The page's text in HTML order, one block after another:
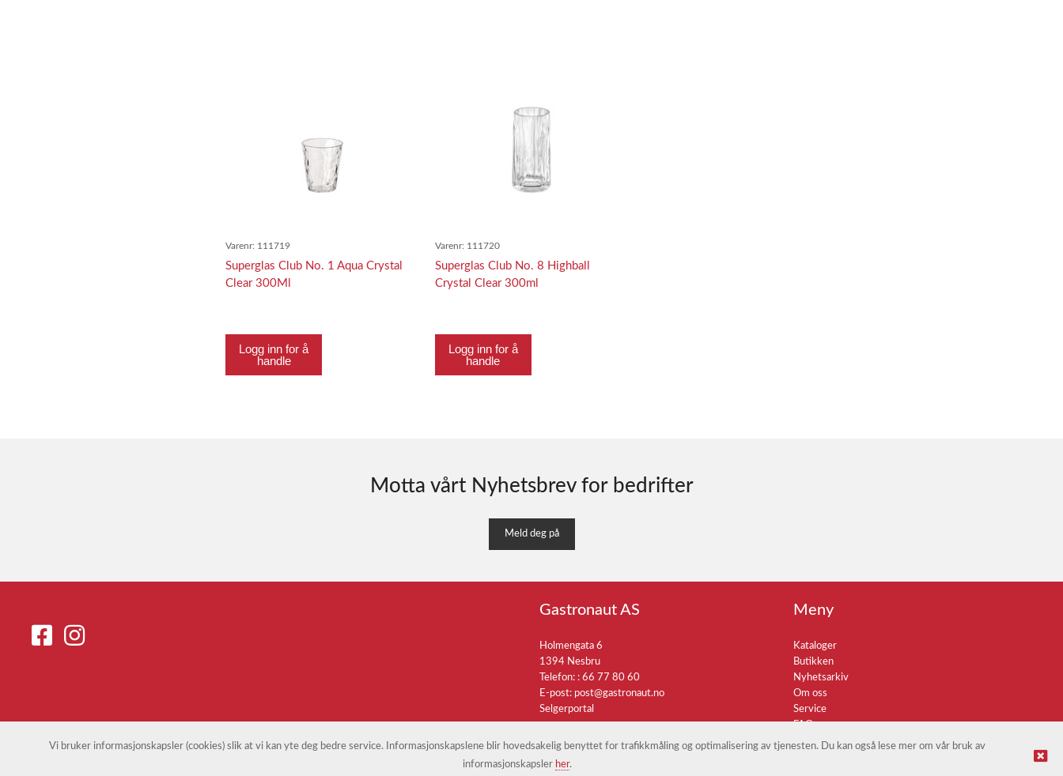
Varenr: 111719
Superglas Club No. 1 Aqua Crystal
Clear 300Ml
Logg inn for å
handle
Varenr: 111720
Superglas Club No. 8 Highball
Crystal Clear 300ml
Logg inn for å
handle
Motta vårt Nyhetsbrev for bedrifter
Meld deg på
Gastronaut AS
Holmengata 6
1394 Nesbru
Telefon: : 66 77 80 60
E-post: post@gastronaut.no
Selgerportal
Meny
Kataloger
Butikken
Nyhetsarkiv
Om oss
Service
FAQ
Vi bruker informasjonskapsler (cookies) slik at vi kan yte deg bedre service. Informasjonskapslene blir hovedsakelig benyttet for trafikkmåling og optimalisering av tjenesten. Du kan også lese mer om vår bruk av
informasjonskapsler her.